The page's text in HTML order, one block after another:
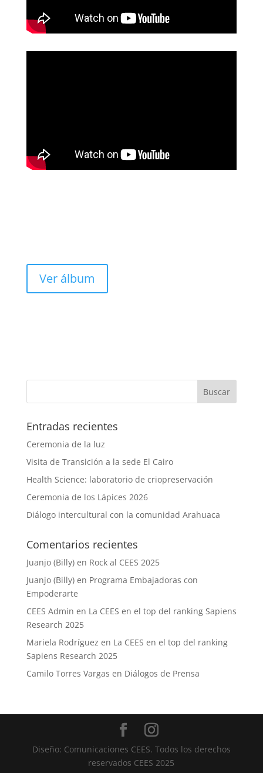
Ver álbum
Entradas recientes
Ceremonia de la luz
Visita de Transición a la sede El Cairo
Health Science: laboratorio de criopreservación
Ceremonia de los Lápices 2026
Diálogo intercultural con la comunidad Arahuaca
Comentarios recientes
Juanjo (Billy)en Rock al CEES 2025
Juanjo (Billy)en Programa Embajadoras con
Empoderarte
CEES Admin en La CEES en el top del ranking Sapiens
Research 2025
Mariela Rodríguez en La CEES en el top del ranking
Sapiens Research 2025
Camilo Torres Vargas en Diálogos de Prensa
Diseño: Comunicaciones CEES. Todos los derechos
reservados CEES 2025